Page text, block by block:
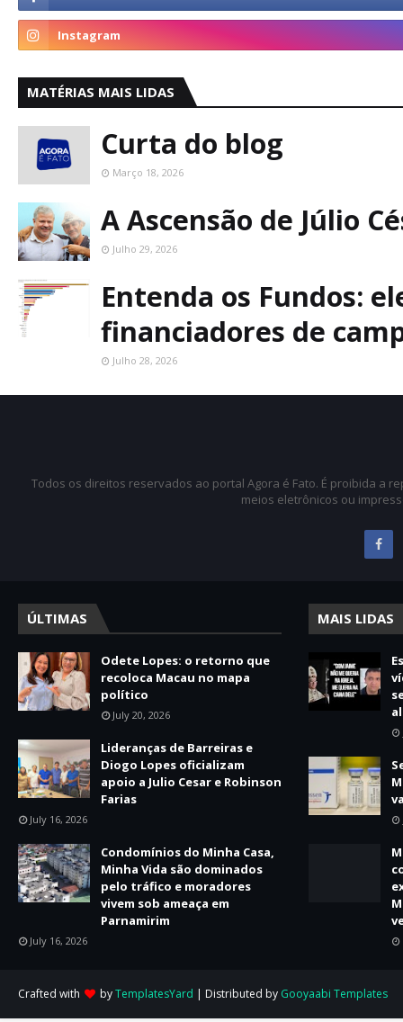
MATÉRIAS MAIS LIDAS
Curta do blog
Março 18, 2026
A Ascensão de Júlio
Julho 29, 2026
Entenda os Fundos:
financiadores de
Julho 28, 2026
Todos os direitos reservados ao portal Agora é Fato. É proibida a
meios eletrônicos ou
ÚLTIMAS
Odete Lopes: o retorno que
recoloca Macau no mapa
político
July 20, 2026
Lideranças de Barreiras e
Diogo Lopes oficializam
apoio a Julio Cesar e Robinson
Farias
July 16, 2026
Condomínios do Minha Casa,
Minha Vida são dominados
pelo tráfico e moradores
vivem sob ameaça em
Parnamirim
July 16, 2026
MAIS LIDAS
Crafted with byTemplatesYard | Distributed by Gooyaabi Templates